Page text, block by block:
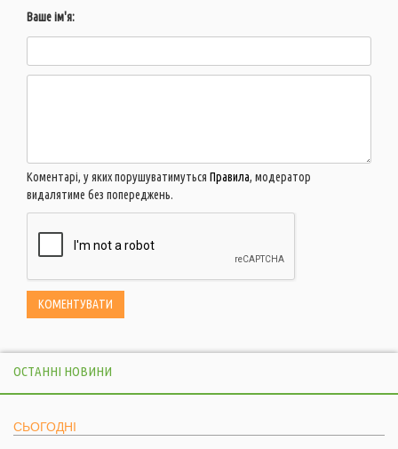
Ваше ім'я:
Коментарі, у яких порушуватимуться Правила, модератор
видалятиме без попереджень.
ОСТАННІ НОВИНИ
СЬОГОДНІ